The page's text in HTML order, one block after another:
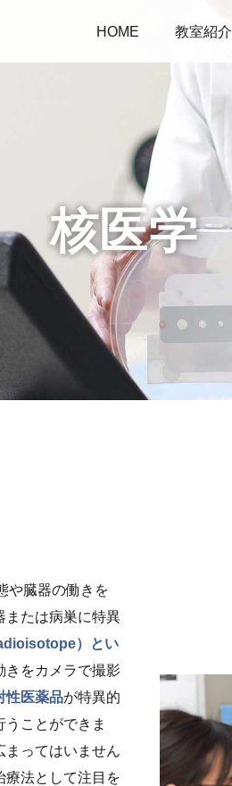
HOME 教室紹介
核医学
や臓器の働きを
または病巣に特異
）とい
きをカメラで撮影
性医薬品が特異的
ことができま
まってはいません
療法として注目を